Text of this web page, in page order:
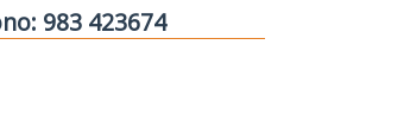
983 423674